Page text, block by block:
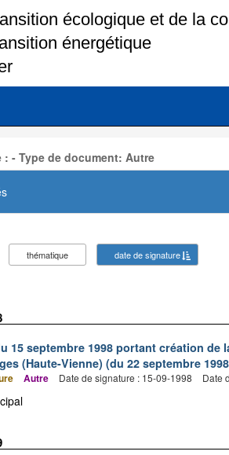
- Type de document: Autre
thématique
date de signature
15 septembre 1998 portant création de
(Haute-Vienne) (du 22 septembre
Autre Date de signature : 15-09-1998 Date